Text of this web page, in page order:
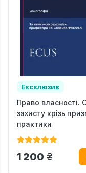
Ексклюзив
Право власності.
захисту крізь
практики
1 200 грн.